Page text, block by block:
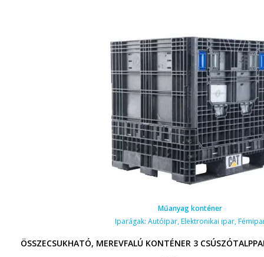
Műanyag konténer
Iparágak: Autóipar,Elektronikai ipar,
ÖSSZECSUKHATÓ, MEREVFALÚ KONTÉNER 3